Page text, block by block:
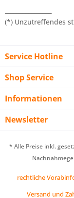
(*) Unzutreffendes
Service Hotline
Shop Service
Informationen
Newsletter
* Alle Preise inkl.
rechtliche
Versand und